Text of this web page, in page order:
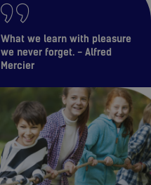
What we learn with pleasure
we never forget. - Alfred
Mercier